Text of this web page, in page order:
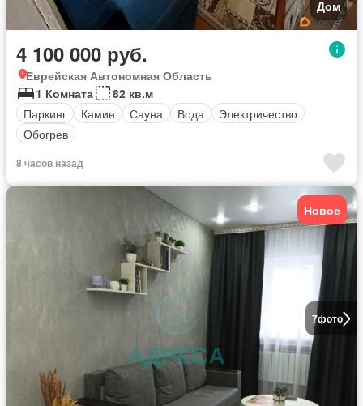
Дом
4 100 000 руб.
Еврейская Автономная Область
1 Комната
82 кв.м
Паркинг
Камин Сауна Вода
Электричество
Обогрев
8 часов назад
7фото
Новое